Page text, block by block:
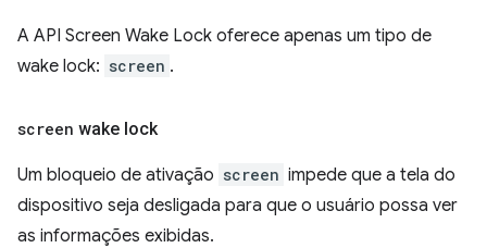
A API Screen Wake Lock oferece apenas um tipo de
wake lock: screen .
screen wake lock
Um bloqueio de ativação screen impede que a tela do
dispositivo seja desligada para que o usuário possa ver
as informações exibidas.